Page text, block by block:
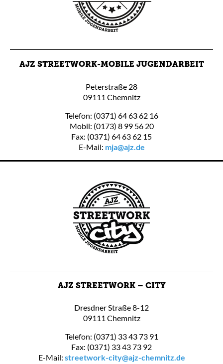
AJZ STREETWORK-MOBILE JUGENDARBEIT
Peterstraße 28
09111 Chemnitz
Telefon: (0371) 64 63 62 16
Mobil: (0173) 8 99 56 20
Fax: (0371) 64 63 62 15
E-Mail: mja@ajz.de
AJZ STREETWORK – CITY
Dresdner Straße 8-12
09111 Chemnitz
Telefon: (0371) 33 43 73 91
Fax: (0371) 33 43 73 92
E-Mail: streetwork-city@ajz-chemnitz.de